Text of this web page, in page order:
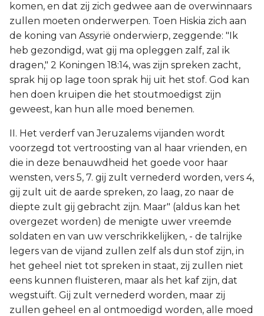
komen, en dat zij zich gedwee aan de overwinnaars
zullen moeten onderwerpen. Toen Hiskia zich aan
de koning van Assyrië onderwierp, zeggende: "Ik
heb gezondigd, wat gij ma opleggen zalf, zal ik
dragen," 2 Koningen 18:14, was zijn spreken zacht,
sprak hij op lage toon sprak hij uit het stof. God kan
hen doen kruipen die het stoutmoedigst zijn
geweest, kan hun alle moed benemen.
II. Het verderf van Jeruzalems vijanden wordt
voorzegd tot vertroosting van al haar vrienden, en
die in deze benauwdheid het goede voor haar
wensten, vers 5, 7. gij zult vernederd worden, vers 4,
gij zult uit de aarde spreken, zo laag, zo naar de
diepte zult gij gebracht zijn. Maar" (aldus kan het
overgezet worden) de menigte uwer vreemde
soldaten en van uw verschrikkelijken, - de talrijke
legers van de vijand zullen zelf als dun stof zijn, in
het geheel niet tot spreken in staat, zij zullen niet
eens kunnen fluisteren, maar als het kaf zijn, dat
wegstuift. Gij zult vernederd worden, maar zij
zullen geheel en al ontmoedigd worden, alle moed